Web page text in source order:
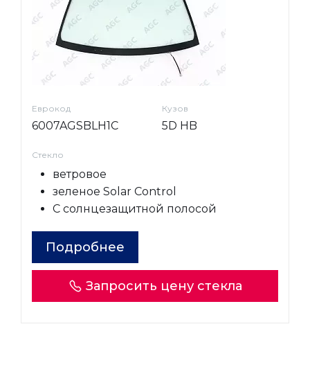
Еврокод
6007AGSBLH1C
Кузов
5D HB
Стекло
ветровое
зеленое Solar Control
С солнцезащитной полосой
Подробнее
Запросить цену стекла